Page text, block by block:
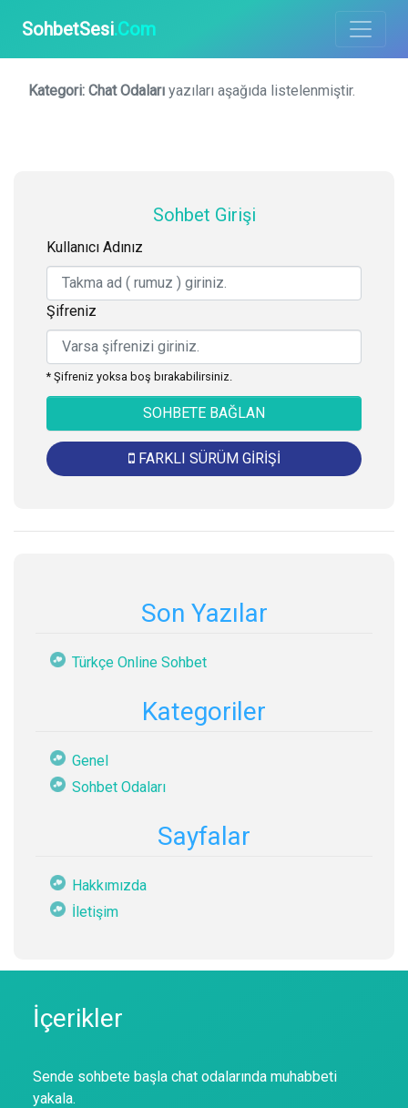
SohbetSesi.Com
Kategori: Chat Odaları yazıları aşağıda listelenmiştir.
Sohbet Girişi
Kullanıcı Adınız
Şifreniz
* Şifreniz yoksa boş bırakabilirsiniz.
SOHBETE BAĞLAN
FARKLI SÜRÜM GİRİŞİ
Son Yazılar
Türkçe Online Sohbet
Kategoriler
Genel
Sohbet Odaları
Sayfalar
Hakkımızda
İletişim
İçerikler
Sende sohbete başla chat odalarında muhabbeti
yakala.